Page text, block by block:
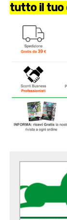
tutto il tuo